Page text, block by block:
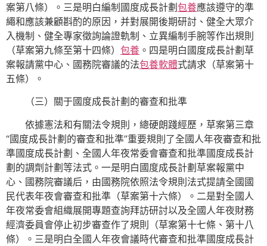
案第八條）。三是明白編制國度成長計劃包養應該遵守的準
繩和應該兼顧斟酌的原因，并對展開後期研討、健全大眾介
入機制、健全專家徵詢論證軌制、立異編制手腕等作出規則
（草案第九條至第十四條） 包養 。四是明白國度成長計劃草
案報請黨中心、國務院審議的法包養軟體式請求（草案第十
五條）。
（三）關于國度成長計劃的審查和批準
依據憲法和有關法令規則，總硬朗踐經歷，草案第三章
“國度成長計劃的審查和批準”重要規則了全國人年夜審查和批
準國度成長計劃、全國人年夜常委會審查和批準國度成長計
劃的調劑計劃等法式。一是明白國度成長計劃草案報黨中
心、國務院審議后，由國務院依照法令規則法式提請全國國
民代表年夜會審查和批準（草案第十六條）。二是對全國人
年夜常委會組織展開專題查詢拜訪研討以及全國人年夜財務
經濟委員會停止初步審查作了規則（草案第十七條、第十八
條）。三是明白全國人年夜會議時代審查和批準國度成長計